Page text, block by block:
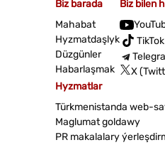
Biz barada
Mahabat
Hyzmatdaşlyk
Düzgünler
Habarlaşmak
Biz bilen
TikTok
X
Hyzmatlar
Türkmenistanda web-
Maglumat goldawy
PR makalalary